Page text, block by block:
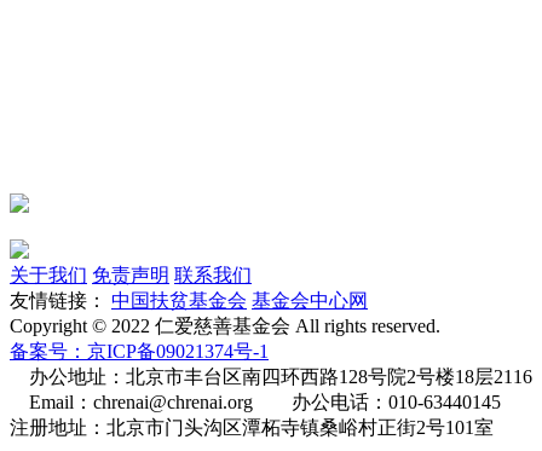
关于我们 免责声明 联系我们
友情链接： 中国扶贫基金会 基金会中心网
Copyright © 2022 仁爱慈善基金会 All rights reserved.
备案号：京ICP备09021374号-1
办公地址：北京市丰台区南四环西路128号院2号楼18层2116
Email：chrenai@chrenai.org 办公电话：010-63440145
注册地址：北京市门头沟区潭柘寺镇桑峪村正街2号101室